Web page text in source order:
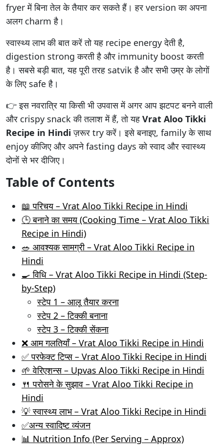
fryer में बिना तेल के तैयार कर सकते हैं। हर version का अपना
अलग charm है।
स्वास्थ्य लाभ की बात करें तो यह recipe energy देती है,
digestion strong करती है और immunity boost करती
है। सबसे बड़ी बात, यह पूरी तरह satvik है और सभी उम्र के लोगों
के लिए safe है।
👉 इस नवरात्रि या किसी भी उपवास में अगर आप झटपट बनने वाली
और crispy snack की तलाश में हैं, तो यह Vrat Aloo Tikki
Recipe in Hindiज़रूर try करें। इसे बनाइए, family के साथ
enjoy कीजिए और अपने fasting days को स्वाद और स्वास्थ्य
दोनों से भर दीजिए।
Table of Contents
📖 परिचय – Vrat Aloo Tikki Recipe in Hindi
🕒 बनाने का समय (Cooking Time – Vrat Aloo Tikki
Recipe in Hindi)
🥗 आवश्यक सामग्री – Vrat Aloo Tikki Recipe in
Hindi
🍳 विधि – Vrat Aloo Tikki Recipe in Hindi (Step-
by-Step)
स्टेप 1 – आलू तैयार करना
स्टेप 2 – टिक्की बनाना
स्टेप 3 – टिक्की सेंकना
❌ आम गलतियाँ – Vrat Aloo Tikki Recipe in Hindi
✅ परफेक्ट टिप्स – Vrat Aloo Tikki Recipe in Hindi
🌱 वेरिएशन्स – Upvas Aloo Tikki Recipe in Hindi
🍴 परोसने के सुझाव – Vrat Aloo Tikki Recipe in
Hindi
💡 स्वास्थ्य लाभ – Vrat Aloo Tikki Recipe in Hindi
✅अन्य स्वादिष्ट व्यंजन
📊 Nutrition Info (Per Serving – Approx)